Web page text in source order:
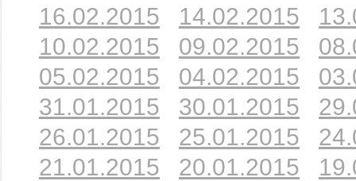
16.02.2015
14.02.2015
10.02.2015
09.02.2015
05.02.2015
04.02.2015
31.01.2015
30.01.2015
26.01.2015
25.01.2015
21.01.2015
20.01.2015